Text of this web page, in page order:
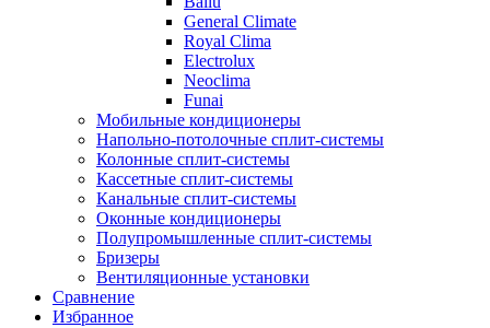
General Climate
Royal Clima
Electrolux
Neoclima
Funai
Мобильные кондиционеры
Напольно-потолоч​ные ​сплит-системы
Колонные ​​сплит-системы
Кассетные сплит-системы
Канальные сплит-системы
Оконные кондиционеры
Полупромышленные сплит-системы
Бризеры
Вентиляционные установки
Сравнение
Избранное